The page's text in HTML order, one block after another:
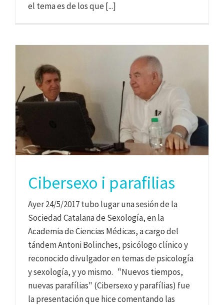
el tema es de los que [...]
Cibersexo i parafilias
Ayer 24/5/2017 tubo lugar una sesión de la
Sociedad Catalana de Sexología, en la
Academia de Ciencias Médicas, a cargo del
tándem Antoni Bolinches, psicólogo clínico y
reconocido divulgador en temas de psicología
y sexología, y yo mismo. "Nuevos tiempos,
nuevas parafílias" (Cibersexo y parafílias) fue
la presentación que hice comentando las